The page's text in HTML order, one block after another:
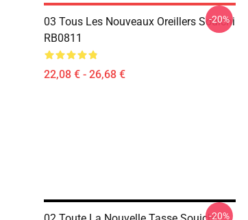
03 Tous Les Nouveaux Oreillers Souichi
RB0811
22,08 € - 26,68 €
-20%
-20%